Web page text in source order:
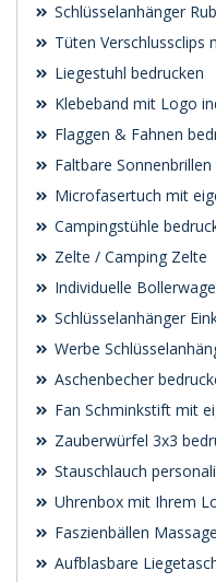
Schlüsselanhänger
Tüten Verschlussclips
Liegestuhl bedrucken
Klebeband mit Logo
Flaggen & Fahnen
Faltbare
Microfasertuch mit
Campingstühle
Zelte / Camping Zelte
Individuelle
Schlüsselanhänger
Werbe
Aschenbecher
Fan Schminkstift mit
Zauberwürfel 3x3
Stauschlauch
Uhrenbox mit Ihrem
Faszienbällen
Aufblasbare